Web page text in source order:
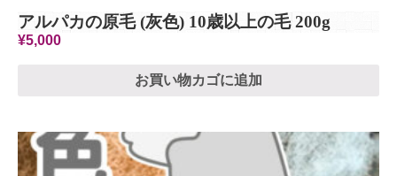
アルパカの原毛 (灰色) 10歳以上の毛 200g
¥5,000
お買い物カゴに追加